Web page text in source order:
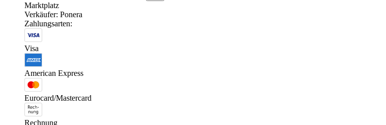
Marktplatz
Verkäufer: Ponera
Zahlungsarten:
Visa
American Express
Eurocard/Mastercard
Rechnung